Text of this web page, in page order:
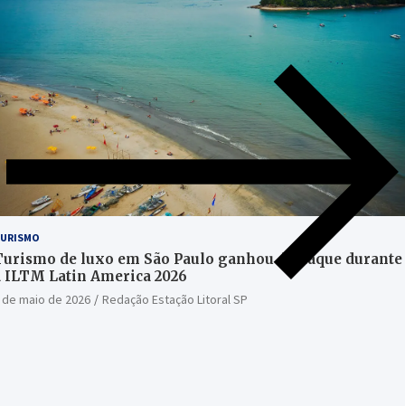
de luxo em São Paulo ganhou destaque durante
ILTM Latin America 2026
maio de 2026 Redação Estação Litoral SP